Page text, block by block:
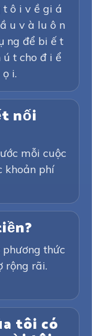
t ô i v ề gi á
u v à lu ô n
ng để bi ế t
t cho đ i ể
i.
nối
mỗi cuộc
khoản phí
thức
rộng rãi.
tôi có